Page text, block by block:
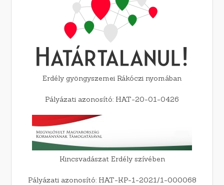
Erdély gyöngyszemei Rákóczi nyomában
Pályázati azonosító: HAT-20-01-0426
Kincsvadászat Erdély szívében
Pályázati azonosító: HAT-KP-1-2021/1-000068